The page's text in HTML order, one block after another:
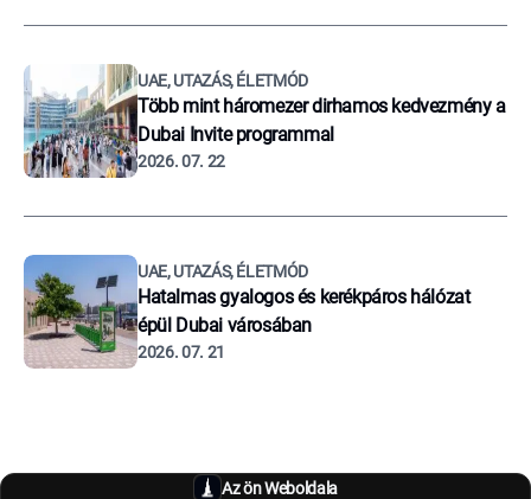
UAE, UTAZÁS, ÉLETMÓD
Több mint háromezer dirhamos kedvezmény a
Dubai Invite programmal
2026. 07. 22
UAE, UTAZÁS, ÉLETMÓD
Hatalmas gyalogos és kerékpáros hálózat
épül Dubai városában
2026. 07. 21
Az ön Weboldala